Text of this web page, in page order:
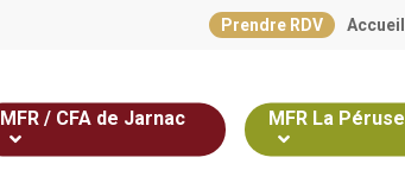
Prendre RDV Accueil
MFR / CFA de Jarnac MFR La Péruse